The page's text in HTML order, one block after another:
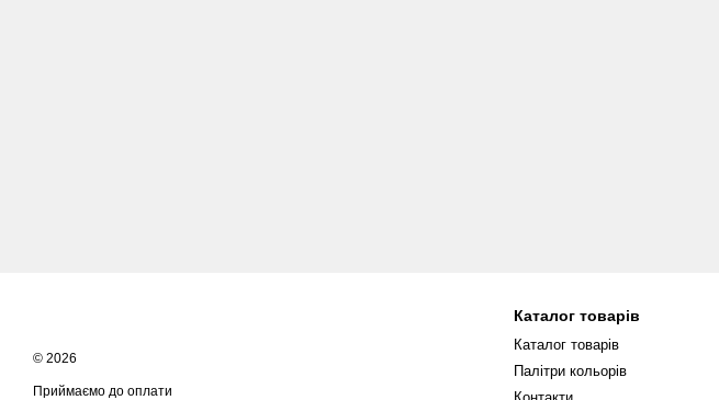
© 2026
Приймаємо до оплати
Каталог товарів
Каталог товарів
Палітри кольорів